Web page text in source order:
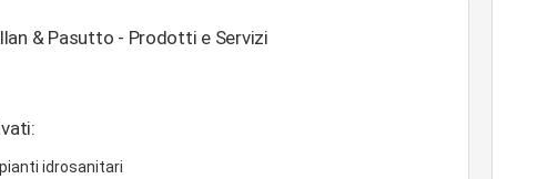
& Pasutto - Prodotti e Servizi
idrosanitari